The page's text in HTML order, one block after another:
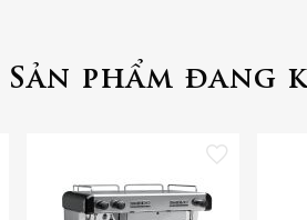
Sản phẩm đang
vào danh sách yêu thích Thêm vào danh sách yêu thích